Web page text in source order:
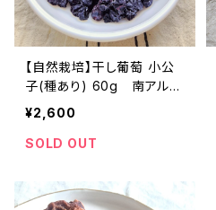
【自然栽培】干し葡萄 小公
子(種あり) 60g 南アルプ
スのオーガニック・ドライフ
ルーツ
¥2,600
SOLD OUT